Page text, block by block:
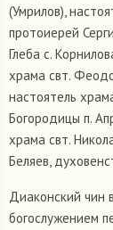
(Умрилов),
протоиерей
Глеба с.
храма свт.
настоятель
Богородицы п.
храма свт.
Беляев,
Диаконский чин
богослужением